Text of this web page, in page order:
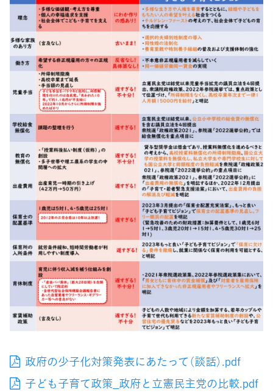
政府の少子化対策発表にあたって（談話）.pdf
子ども子育て政策_政府と立憲民主党の比較.pdf